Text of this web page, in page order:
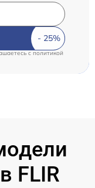
c политикой
FLIR